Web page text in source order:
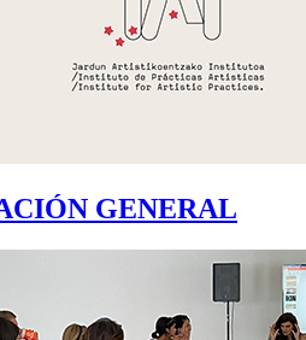
GENERAL